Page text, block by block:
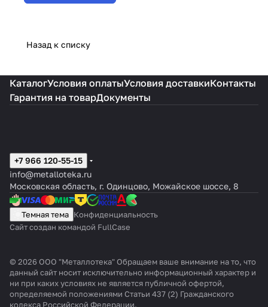
Назад к списку
КаталогУсловия оплатыУсловия доставкиКонтакты
Гарантия на товарДокументы
+7 966 120-55-15
info@metalloteka.ru
Московская область, г. Одинцово, Можайское шоссе, 8
Темная тема Конфиденциальность
Сайт создан командой FullCase
© 2026 ООО "Металлотека" Обращаем ваше внимание на то, что
данный сайт носит исключительно информационный характер и
ни при каких условиях не является публичной офертой,
определяемой положениями Статьи 437 (2) Гражданского
кодекса Российской Федерации.